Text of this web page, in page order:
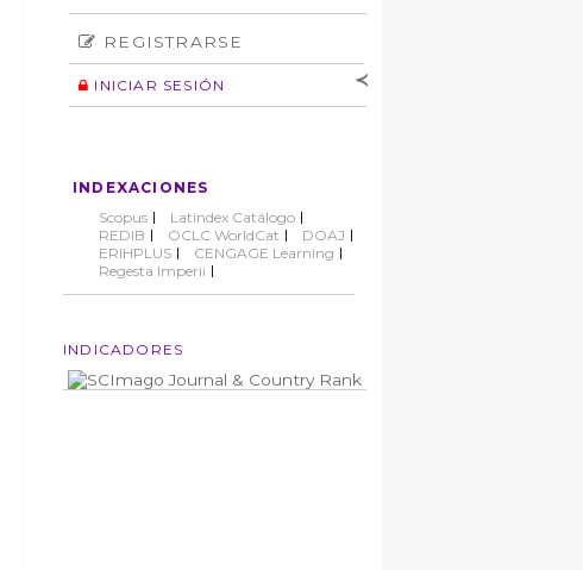
Derechos de autoría
Normas éticas
Número
Autor
REGISTRARSE
INICIAR SESIÓN
INDEXACIONES
Scopus
Latindex Catálogo
REDIB
OCLC WorldCat
DOAJ
ERIHPLUS
CENGAGE Learning
Regesta Imperii
INDICADORES